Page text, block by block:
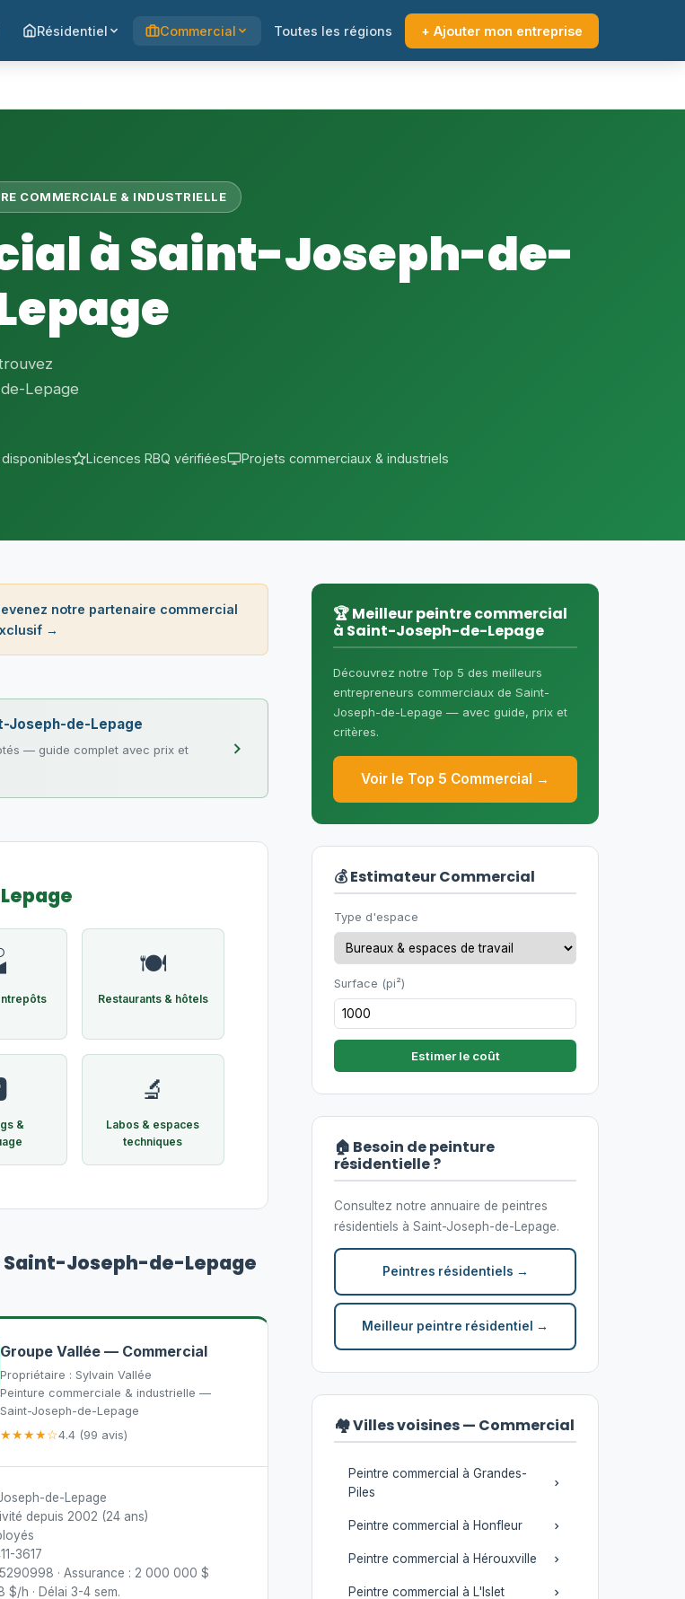
Résidentiel Commercial Toutes les régions + Ajouter mon entreprise
COMMERCIALE & INDUSTRIELLE
à Saint-Joseph-de-
Lepage
Licences RBQ vérifiées Projets commerciaux & industriels
notre partenaire commercial
→
Joseph-de-Lepage
— guide complet avec prix et
🍽️
Restaurants & hôtels
&
🔬
Labos & espaces
techniques
Joseph-de-Lepage
Groupe Vallée — Commercial
Propriétaire : Sylvain Vallée
Peinture commerciale & industrielle —
Saint-Joseph-de-Lepage
★★★★☆4.4 (99 avis)
de-Lepage
depuis 2002 (24 ans)
3617
5290998 · Assurance : 2 000 000 $
$/h · Délai 3-4 sem.
🏆 Meilleur peintre commercial
à Saint-Joseph-de-Lepage
Découvrez notre Top 5 des meilleurs
entrepreneurs commerciaux de Saint-
Joseph-de-Lepage — avec guide, prix et
critères.
Voir le Top 5 Commercial →
💰 Estimateur Commercial
Type d'espace
Surface (pi²)
Estimer le coût
🏠 Besoin de peinture
résidentielle ?
Consultez notre annuaire de peintres
résidentiels à Saint-Joseph-de-Lepage.
Peintres résidentiels →
Meilleur peintre résidentiel →
🏘️ Villes voisines — Commercial
Peintre commercial à Grandes-
Piles
Peintre commercial à Honfleur
Peintre commercial à Hérouxville
Peintre commercial à L'Islet